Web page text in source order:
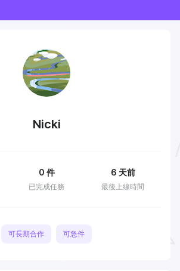
Nicki
已完成任務
0 件
最後上線時間
6 天前
可長期合作 可急件